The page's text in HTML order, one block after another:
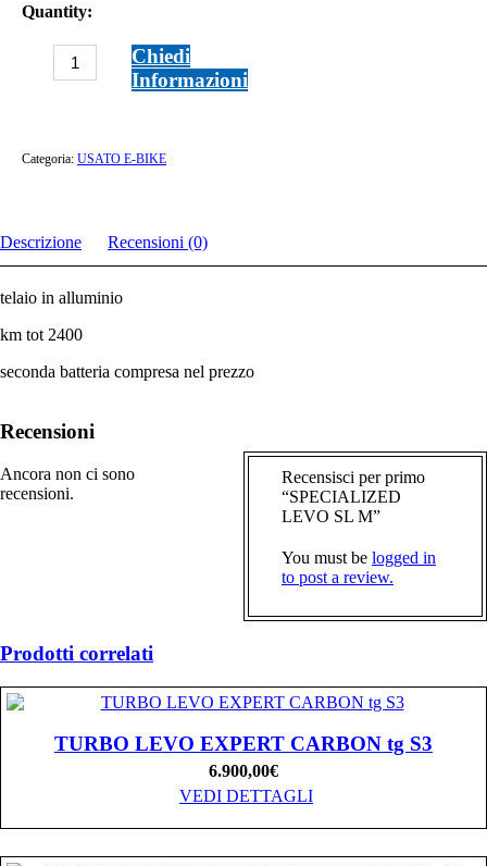
Quantity:
SPECIALIZED Chiedi
Informazioni
Categoria: USATO E-BIKE
Descrizione Recensioni (0)
telaio in alluminio
km tot 2400
seconda batteria compresa nel prezzo
Recensioni
Ancora non ci sono
recensioni.
Recensisci per primo
“SPECIALIZED
LEVO SL M”
You must be logged in
to post a review.
Prodotti correlati
TURBO LEVO EXPERT CARBON tg S3
6.900,00€
VEDI DETTAGLI